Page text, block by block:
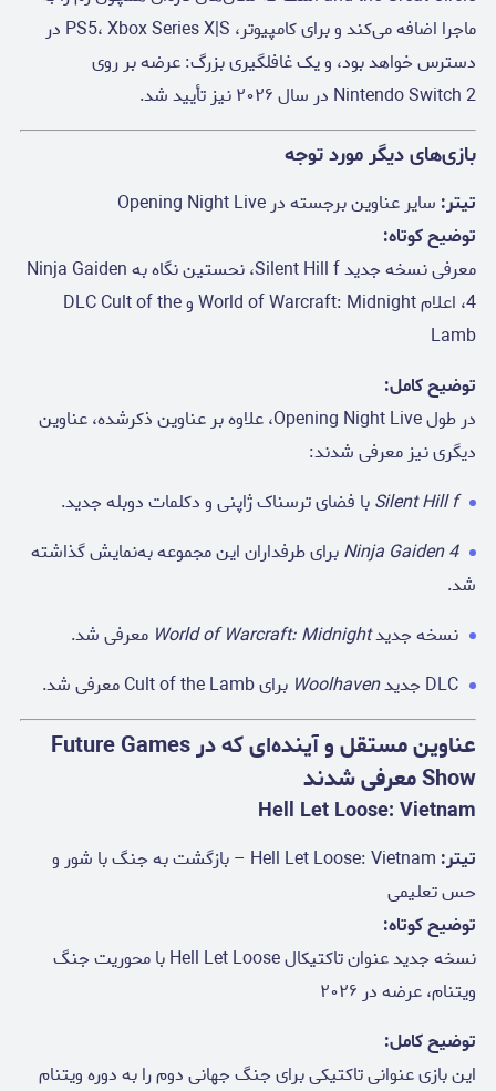
ماجرا اضافه می‌کند و برای کامپیوتر، PS5، Xbox Series X|S در
دسترس خواهد بود، و یک غافلگیری بزرگ: عرضه بر روی
Nintendo Switch 2 در سال ۲۰۲۶ نیز تأیید شد.
بازی‌های دیگر مورد توجه
تیتر: سایر عناوین برجسته در Opening Night Live
توضیح کوتاه:
معرفی نسخه جدید Silent Hill f، نحستین نگاه به Ninja Gaiden
4، اعلام World of Warcraft: Midnight و DLC Cult of the
Lamb
توضیح کامل:
در طول Opening Night Live، علاوه بر عناوین ذکرشده، عناوین
دیگری نیز معرفی شدند:
Silent Hill fبا فضای ترسناک ژاپنی و دکلمات دوبله جدید.
Ninja Gaiden 4برای طرفداران این مجموعه به‌نمایش گذاشته
شد.
نسخه جدیدWorld of Warcraft: Midnight معرفی شد.
DLC جدید
Woolhaven برای Cult of the Lamb معرفی شد.
عناوین مستقل و آینده‌ای که در Future Games
Show معرفی شدند
Hell Let Loose: Vietnam
تیتر:
Hell Let Loose: Vietnam – بازگشت به جنگ با شور و
حس تعلیمی
توضیح کوتاه:
نسخه جدید عنوان تاکتیکال Hell Let Loose با محوریت جنگ
ویتنام، عرضه در ۲۰۲۶
توضیح کامل:
این بازی عنوانی تاکتیکی برای جنگ جهانی دوم را به دوره ویتنام